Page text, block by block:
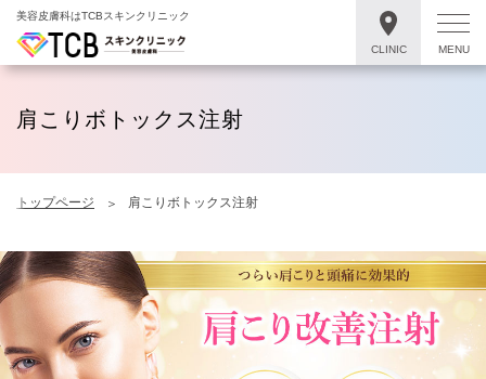
美容皮膚科はTCBスキンクリニック
肩こりボトックス注射
トップページ 肩こりボトックス注射
CLINIC MENU